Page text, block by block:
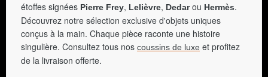
étoffes signées Pierre Frey, Lelièvre, Dedarou Hermès.
Découvrez notre sélection exclusive d'objets uniques
conçus à la main. Chaque pièce raconte une histoire
singulière. Consultez tous nos coussins de luxe et profitez
de la livraison offerte.